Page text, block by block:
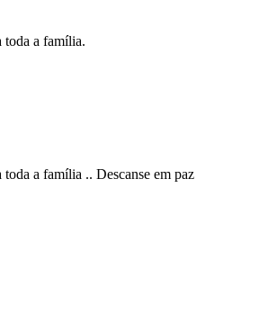
toda a família.
a família .. Descanse em paz